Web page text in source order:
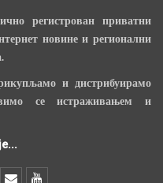
регистрован приватни
новине и регионални
и дистрибуирамо
се истраживањем и